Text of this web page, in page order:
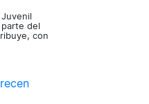
del
con